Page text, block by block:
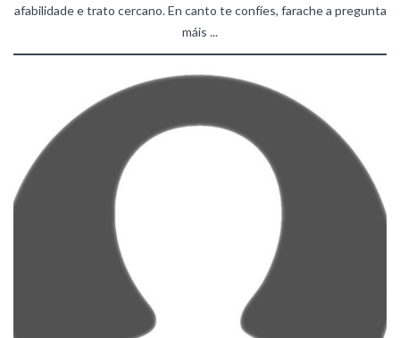
afabilidade e trato cercano. En canto te confíes, farache a pregunta
máis ...